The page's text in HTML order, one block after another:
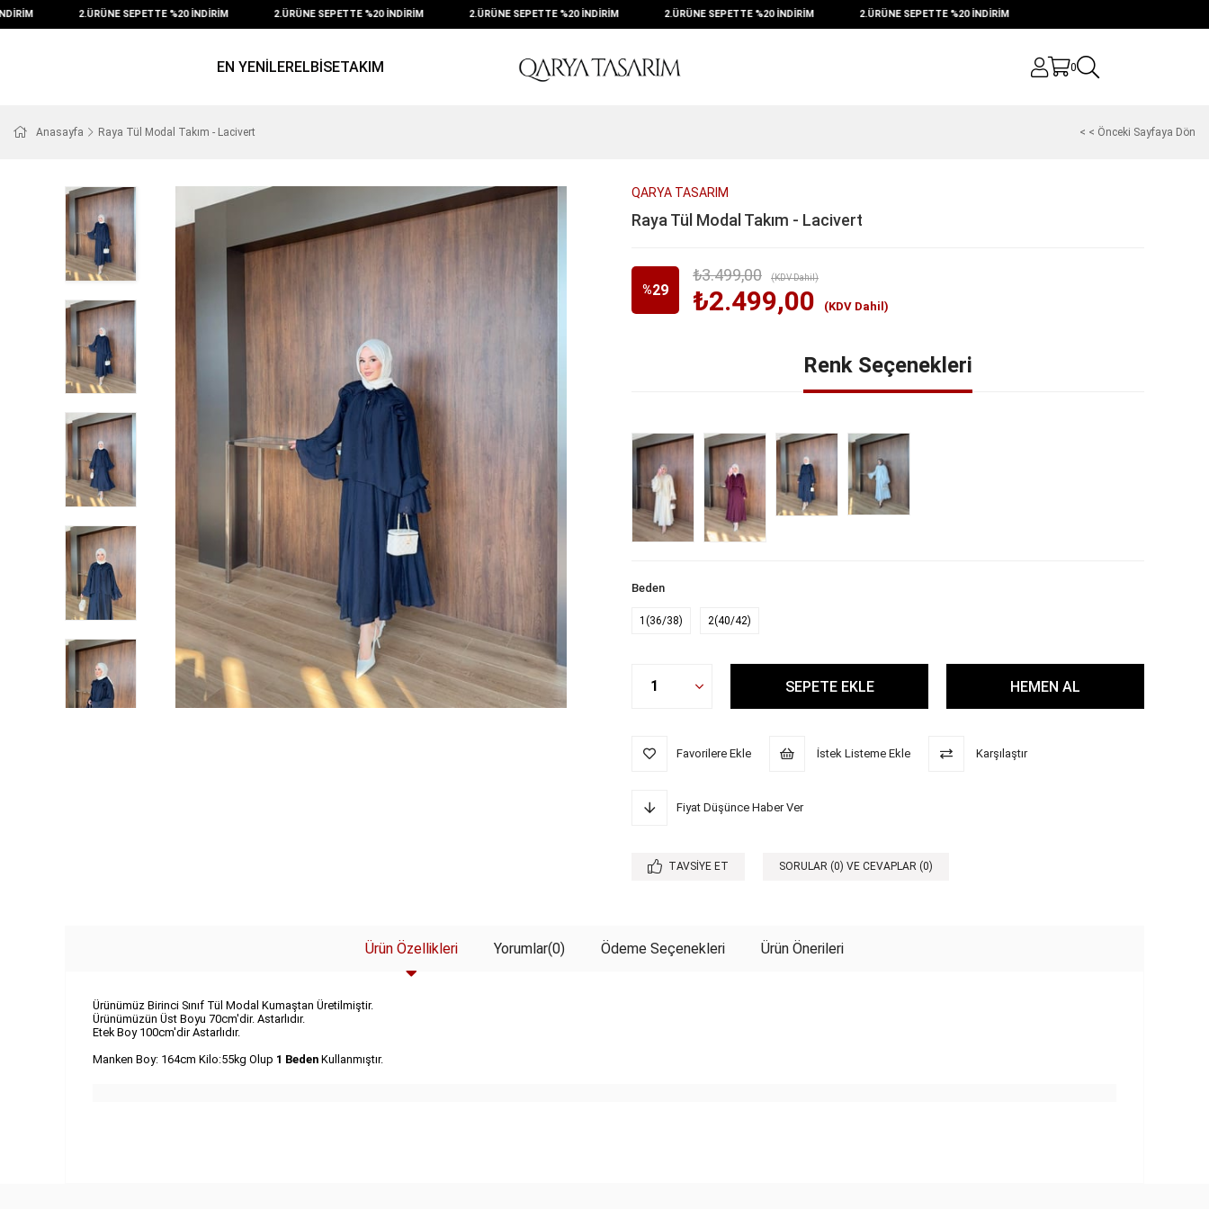
2.ÜRÜNE SEPETTE %20 İNDİRİM 2.ÜRÜNE SEPETTE %20 İNDİRİM 2.ÜRÜNE SEPETTE %20 İNDİRİM 2.ÜRÜNE SEPETTE %20 İNDİRİM 2.ÜRÜNE SEPETTE %20 İNDİRİM
EN YENİLERELBİSETAKIM 0
Anasayfa Raya Tül Modal Takım - Lacivert < < Önceki Sayfaya Dön
QARYA TASARIM
Raya Tül Modal Takım - Lacivert
%29
₺3.499,00 (KDV Dahil)
₺2.499,00 (KDV Dahil)
Renk Seçenekleri
Beden
1(36/38) 2(40/42)
Favorilere Ekle İstek Listeme Ekle Karşılaştır
Fiyat Düşünce Haber Ver
TAVSIYE ET SORULAR (0) VE CEVAPLAR (0)
Ürün Özellikleri Yorumlar(0) Ödeme Seçenekleri Ürün Önerileri
Ürünümüz Birinci Sınıf Tül Modal Kumaştan Üretilmiştir.
Ürünümüzün Üst Boyu 70cm'dir. Astarlıdır.
Etek Boy 100cm'dir Astarlıdır.
Manken Boy: 164cm Kilo:55kg Olup 1 Beden Kullanmıştır.